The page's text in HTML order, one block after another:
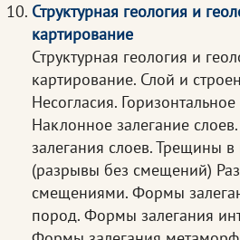
Структурная геология и
картирование
Структурная геология и
картирование. Слой и
Несогласия.
Наклонное залегание
залегания слоев. Трещины
(разрывы без смещений)
смещениями. Формы
пород. Формы залегания